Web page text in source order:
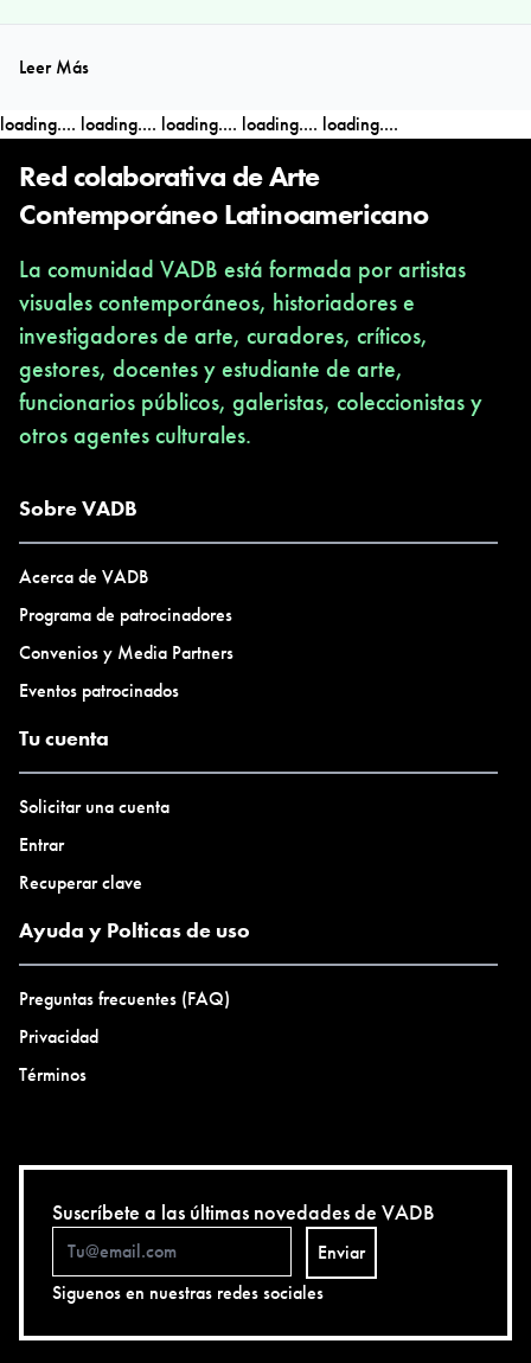
Leer Más
loading.... loading.... loading.... loading.... loading....
Red colaborativa de Arte
Contemporáneo Latinoamericano
La comunidad VADB está formada por artistas
visuales contemporáneos, historiadores e
investigadores de arte, curadores, críticos,
gestores, docentes y estudiante de arte,
funcionarios públicos, galeristas, coleccionistas y
otros agentes culturales.
Sobre VADB
Acerca de VADB
Programa de patrocinadores
Convenios y Media Partners
Eventos patrocinados
Tu cuenta
Solicitar una cuenta
Entrar
Recuperar clave
Ayuda y Polticas de uso
Preguntas frecuentes (FAQ)
Privacidad
Términos
Suscríbete a las últimas novedades de VADB
Enviar
Siguenos en nuestras redes sociales